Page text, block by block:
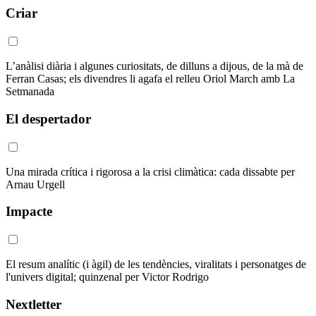
Criar
L’anàlisi diària i algunes curiositats, de dilluns a dijous, de la mà de
Ferran Casas; els divendres li agafa el relleu Oriol March amb La
Setmanada
El despertador
Una mirada crítica i rigorosa a la crisi climàtica: cada dissabte per
Arnau Urgell
Impacte
El resum analític (i àgil) de les tendències, viralitats i personatges de
l'univers digital; quinzenal per Victor Rodrigo
Nextletter